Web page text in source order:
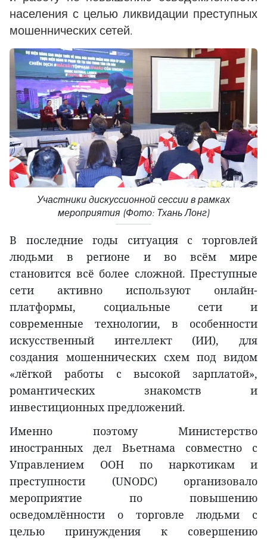
населения с целью ликвидации преступных
мошеннических сетей.
Участники дискуссионной сессии в рамках
мероприятия (Фото: Тхань Лонг)
В последние годы ситуация с торговлей
людьми в регионе и во всём мире
становится всё более сложной. Преступные
сети активно используют онлайн-
платформы, социальные сети и
современные технологии, в особенности
искусственный интеллект (ИИ), для
создания мошеннических схем под видом
«лёгкой работы с высокой зарплатой»,
романтических знакомств и
инвестиционных предложений.
Именно поэтому Министерство
иностранных дел Вьетнама совместно с
Управлением ООН по наркотикам и
преступности (UNODC) организовало
мероприятие по повышению
осведомлённости о торговле людьми с
целью принуждения к совершению